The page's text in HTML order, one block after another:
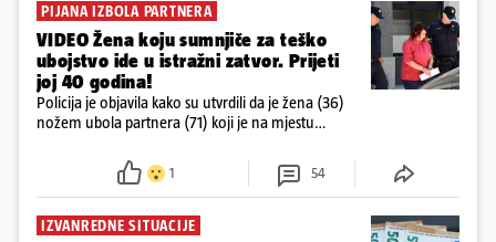
PIJANA IZBOLA PARTNERA
VIDEO Žena koju sumnjiče za teško
ubojstvo ide u istražni zatvor. Prijeti
joj 40 godina!
Policija je objavila kako su utvrdili da je žena (36)
nožem ubola partnera (71) koji je na mjestu
ispitali i poslali u istražni zatvor
1 54
IZVANREDNE SITUACIJE